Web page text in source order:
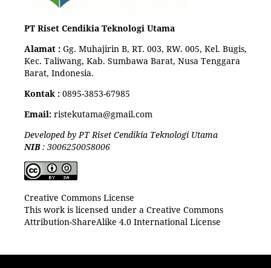
PT Riset Cendikia Teknologi Utama
Alamat : Gg. Muhajirin B, RT. 003, RW. 005, Kel. Bugis,
Kec. Taliwang, Kab. Sumbawa Barat, Nusa Tenggara
Barat, Indonesia.
Kontak : 0895-3853-67985
Email:ristekutama@gmail.com
Developed by PT Riset Cendikia Teknologi Utama
NIB: 3006250058006
Creative Commons License
This work is licensed under a Creative Commons
Attribution-ShareAlike 4.0 International License